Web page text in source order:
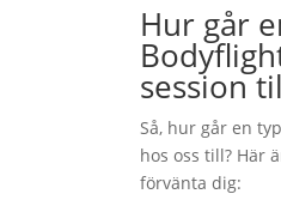
Hur går
session
Så, hur går en
hos oss till? Här
förvänta dig: